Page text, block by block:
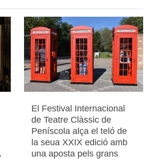
El Festival Internacional
de Teatre Clàssic de
Peníscola alça el teló de
la seua XXIX edició amb
una aposta pels grans